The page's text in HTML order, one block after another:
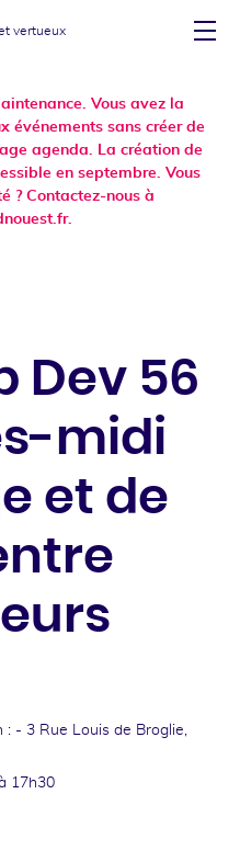
vertueux
Vous avez la
événements sans créer de
agenda. La création de
en septembre. Vous
? Contactez-nous à
Dev 56
midi
et de
: - 3 Rue Louis de Broglie,
17h30